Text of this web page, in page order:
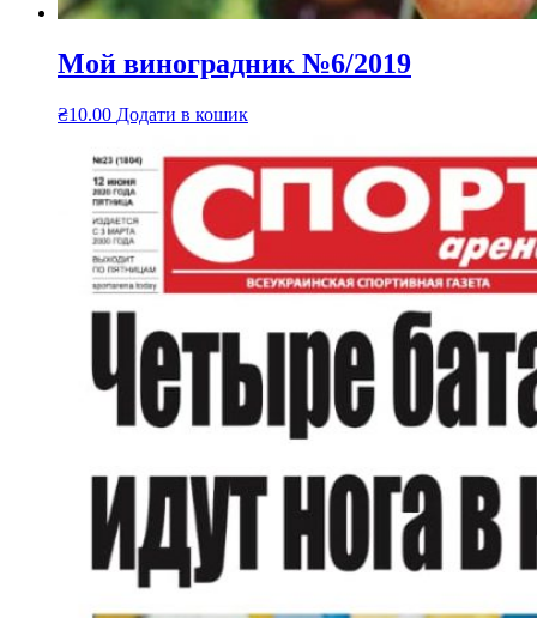
Мой виноградник №6/2019
₴10.00 Додати в кошик